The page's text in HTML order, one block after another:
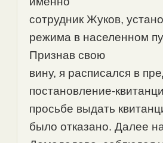
сотрудник Жуков,
режима в населенном
Признав свою
вину, я расписался в
постановление-
просьбе выдать
было отказано. Далее